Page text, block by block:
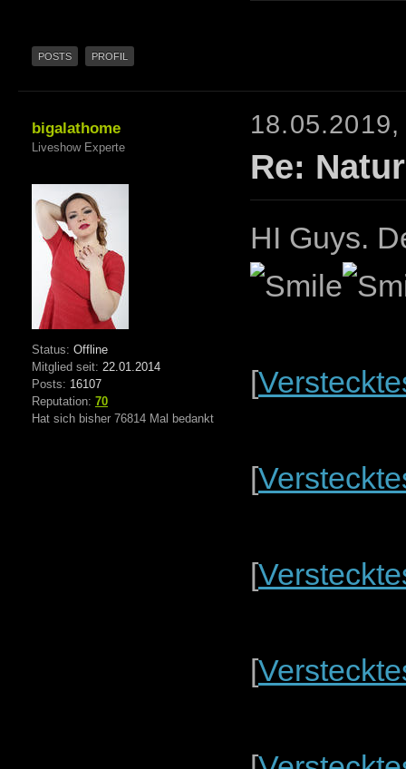
POSTS PROFIL
bigalathome
Liveshow Experte
Status: Offline
Mitglied seit: 22.01.2014
Posts: 16107
Reputation: 70
Hat sich bisher 76814 Mal bedankt
Re:
HI Guys.
[
[
[
[